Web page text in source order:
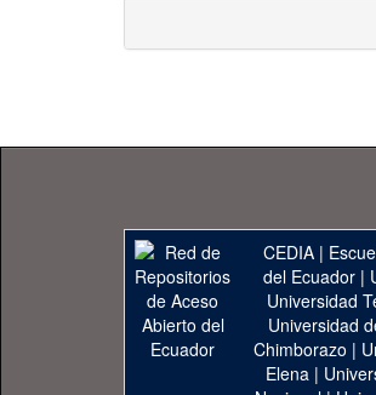
CEDIA |
del Ecuador|
Universidad
Universidad
Chimborazo |
Elena |